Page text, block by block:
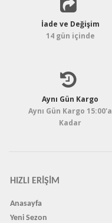
İade ve Değişim
14 gün içinde
Aynı Gün Kargo
Aynı Gün Kargo 15:00'a
Kadar
HIZLI ERIŞIM
Anasayfa
Yeni Sezon